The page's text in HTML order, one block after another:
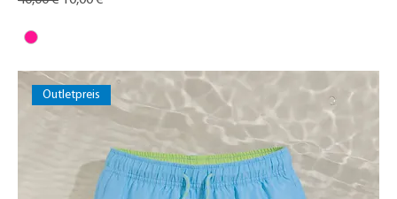
Outletpreis